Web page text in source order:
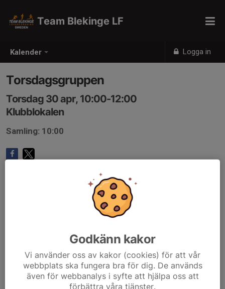
Kalender Logga in
Team Blekinge LF
Torsdagsgruppen
Torsdag 30 apr, 10:00-12:00
Klubblokalen
Samling: 10:00
Godkänn kakor
Vi använder oss av kakor (cookies) för att vår
webbplats ska fungera bra för dig. De används
även för webbanalys i syfte att hjälpa oss att
förbättra våra tjänster.